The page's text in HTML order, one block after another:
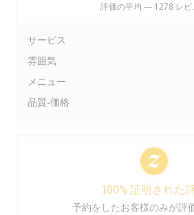
評価の平均 — 1278 レビ
サービス
雰囲気
メニュー
品質-価格
100% 証明された
予約をしたお客様のみが評